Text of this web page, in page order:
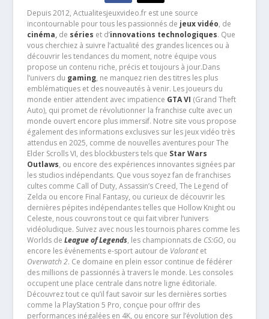
Depuis 2012, Actualitesjeuxvideo.fr est une source
incontournable pour tous les passionnés de jeux vidéo, de
cinéma,de séries et d’innovations technologiques. Que
vous cherchiez à suivre l’actualité des grandes licences ou à
découvrir les tendances du moment, notre équipe vous
propose un contenu riche, précis et toujours à jour.Dans
l’univers du gaming, ne manquez rien des titres les plus
emblématiques et des nouveautés à venir. Les joueurs du
monde entier attendent avec impatience GTA VI (Grand Theft
Auto), qui promet de révolutionner la franchise culte avec un
monde ouvert encore plus immersif. Notre site vous propose
également des informations exclusives sur les jeux vidéo très
attendus en 2025, comme de nouvelles aventures pour The
Elder Scrolls VI, des blockbusters tels que Star Wars
Outlaws, ou encore des expériences innovantes signées par
les studios indépendants. Que vous soyez fan de franchises
cultes comme Call of Duty, Assassin’s Creed, The Legend of
Zelda ou encore Final Fantasy, ou curieux de découvrir les
dernières pépites indépendantes telles que Hollow Knight ou
Celeste, nous couvrons tout ce qui fait vibrer l’univers
vidéoludique. Suivez avec nous les tournois phares comme les
Worlds de League of Legends, les championnats de CS:GO, ou
encore les événements e-sport autour de Valorantet
Overwatch 2. Ce domaine en plein essor continue de fédérer
des millions de passionnés à travers le monde. Les consoles
occupent une place centrale dans notre ligne éditoriale.
Découvrez tout ce qu’il faut savoir sur les dernières sorties
comme la PlayStation 5 Pro, conçue pour offrir des
performances inégalées en 4K, ou encore sur l’évolution des